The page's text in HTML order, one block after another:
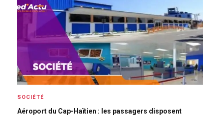
SOCIÉTÉ
Aéroport du Cap-Haïtien : les passagers disposent